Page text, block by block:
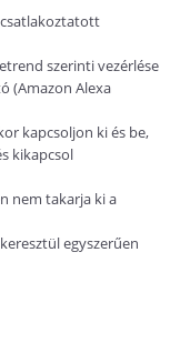
csatlakoztatott
szerinti vezérlése
(Amazon Alexa
kapcsoljon ki és be,
kikapcsol
nem takarja ki a
egyszerűen